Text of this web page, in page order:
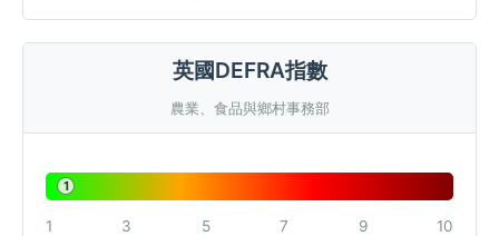
英國DEFRA指數
農業、食品與鄉村事務部
1
1 3 5 7 9 10